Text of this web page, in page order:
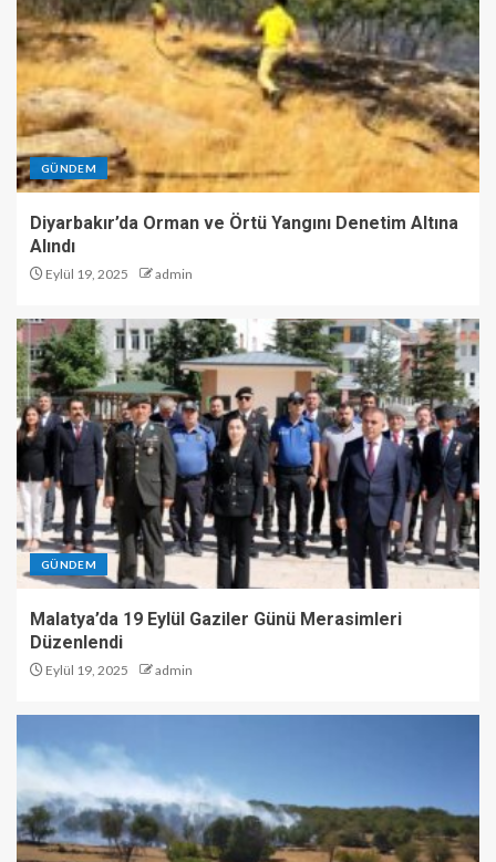
GÜNDEM
Diyarbakır’da Orman ve Örtü Yangını Denetim Altına
Alındı
Eylül 19, 2025 admin
GÜNDEM
Malatya’da 19 Eylül Gaziler Günü Merasimleri
Düzenlendi
Eylül 19, 2025 admin